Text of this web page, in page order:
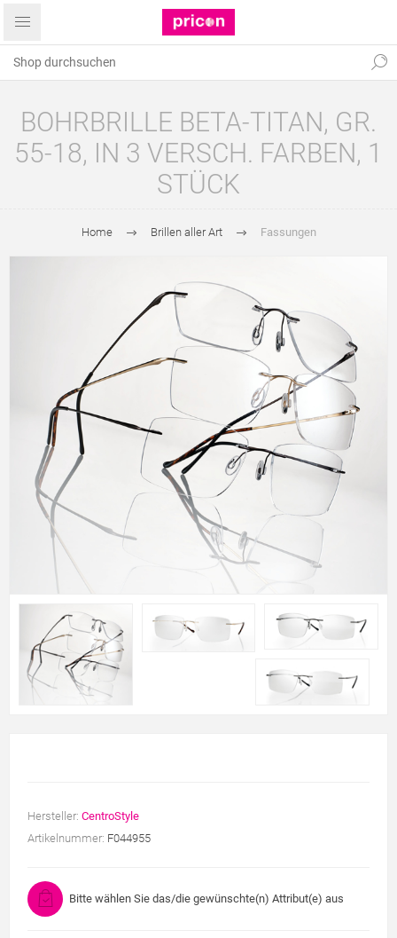
BOHRBRILLE BETA-TITAN, GR.
55-18, IN 3 VERSCH. FARBEN, 1
STÜCK
Home Brillen aller Art Fassungen
Hersteller: CentroStyle
Artikelnummer: F044955
Bitte wählen Sie das/die gewünschte(n) Attribut(e) aus